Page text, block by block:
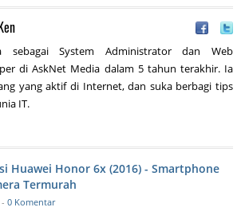
sebagai System Administrator dan Web
di AskNet Media dalam 5 tahun terakhir. Ia
yang aktif di Internet, dan suka berbagi tips
IT.
Huawei Honor 6x (2016) - Smartphone
Termurah
0 Komentar